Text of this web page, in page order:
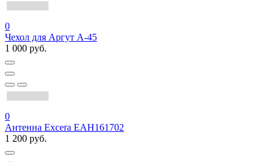
0
Чехол для Аргут А-45
1 000 руб.
0
Антенна Excera EAH161702
1 200 руб.